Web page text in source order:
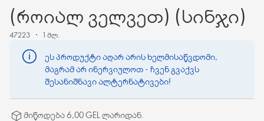
(როიალ ველვეთ) (სინჯი)
47223 1 მლ.
ეს პროდუქტი აღარ არის ხელმისაწვდომი,
მაგრამ არ ინერვიულოთ - ჩვენ გვაქვს
შესანიშნავი ალტერნატივები!
მიწოდება 6,00 GEL ლარიდან.